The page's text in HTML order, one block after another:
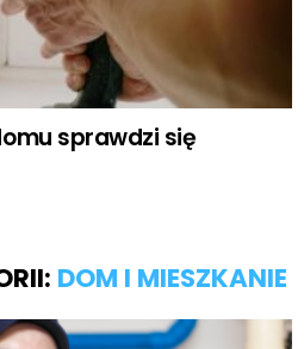
sprawdzi się
DOM I MIESZKANIE